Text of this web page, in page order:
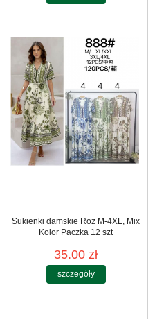
Sukienki damskie Roz M-4XL, Mix
Kolor Paczka 12 szt
35.00 zł
szczegóły